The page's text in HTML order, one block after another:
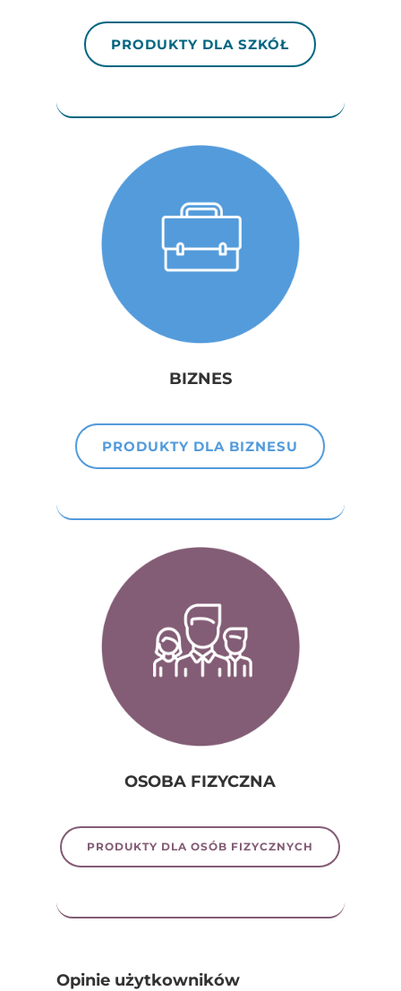
PRODUKTY DLA SZKÓŁ
BIZNES
PRODUKTY DLA BIZNESU
OSOBA FIZYCZNA
PRODUKTY DLA OSÓB FIZYCZNYCH
Opinie użytkowników